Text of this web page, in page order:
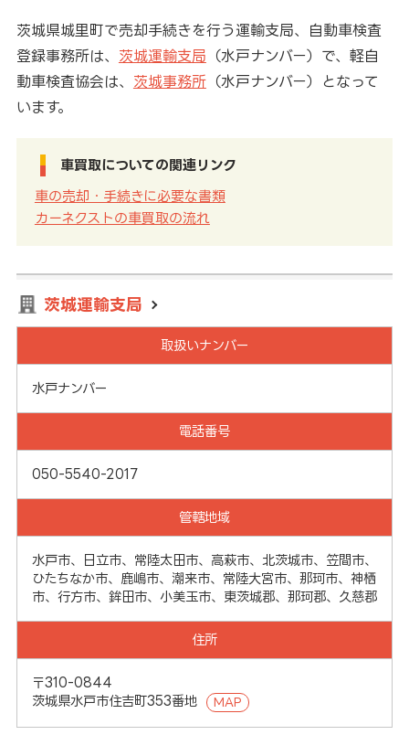
茨城県城里町で売却手続きを行う運輸支局、自動車検査
登録事務所は、 茨城運輸支局 （水戸ナンバー）で、軽自
動車検査協会は、 茨城事務所（水戸ナンバー）となって
います。
車買取についての関連リンク
車の売却・手続きに必要な書類
カーネクストの車買取の流れ
茨城運輸支局
取扱いナンバー
水戸ナンバー
電話番号
050-5540-2017
管轄地域
水戸市、日立市、常陸太田市、高萩市、北茨城市、笠間市、
ひたちなか市、鹿嶋市、潮来市、常陸大宮市、那珂市、神栖
市、行方市、鉾田市、小美玉市、東茨城郡、那珂郡、久慈郡
住所
〒310-0844
茨城県水戸市住吉町353番地
MAP